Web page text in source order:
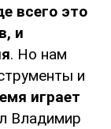
всего это
и
. Но нам
и
играет
Владимир